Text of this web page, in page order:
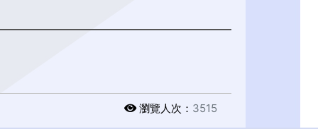
瀏覽人次： 3515